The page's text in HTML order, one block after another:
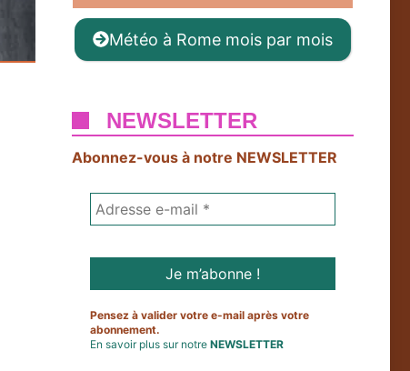
Météo à Rome mois par mois
NEWSLETTER
Abonnez-vous à notre NEWSLETTER
Pensez à valider votre e-mail après votre
abonnement.
En savoir plus sur notre NEWSLETTER